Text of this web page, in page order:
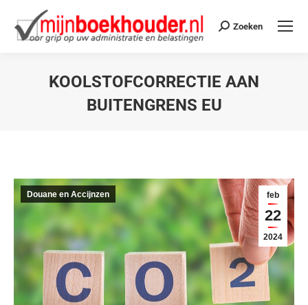
Zoeken
KOOLSTOFCORRECTIE AAN
BUITENGRENS EU
feb
22
2024
Douane en Accijnzen